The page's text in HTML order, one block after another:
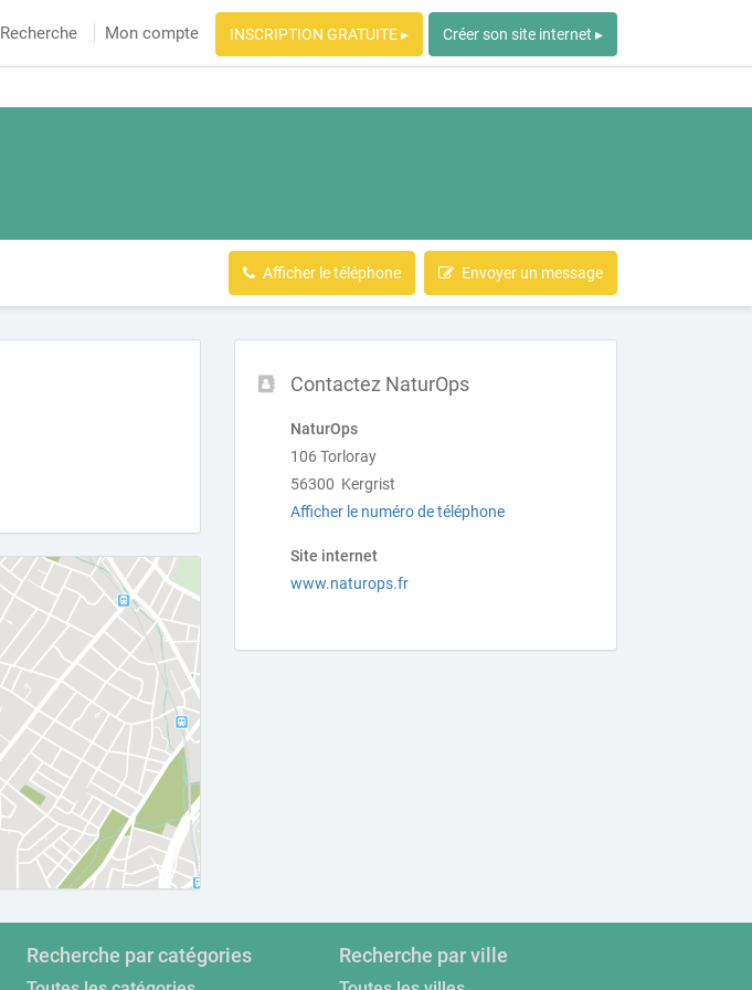
Recherche Mon compte INSCRIPTION GRATUITE ▸ Créer son site internet ▸
Afficher le téléphone Envoyer un message
Contactez NaturOps
NaturOps
106 Torloray
56300 Kergrist
Afficher le numéro de téléphone
Site internet
www.naturops.fr
Recherche par catégories Recherche par ville